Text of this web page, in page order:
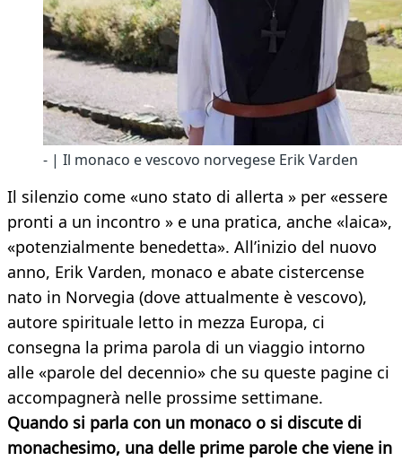
- | Il monaco e vescovo norvegese Erik Varden
Il silenzio come «uno stato di allerta » per «essere
pronti a un incontro » e una pratica, anche «laica»,
«potenzialmente benedetta». All’inizio del nuovo
anno, Erik Varden, monaco e abate cistercense
nato in Norvegia (dove attualmente è vescovo),
autore spirituale letto in mezza Europa, ci
consegna la prima parola di un viaggio intorno
alle «parole del decennio» che su queste pagine ci
accompagnerà nelle prossime settimane.
Quando si parla con un monaco o si discute di
monachesimo, una delle prime parole che viene in